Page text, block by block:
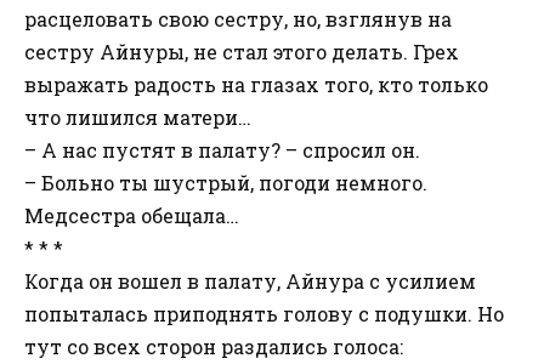
расцеловать свою сестру, но, взглянув на
сестру Айнуры, не стал этого делать. Грех
выражать радость на глазах того, кто только
что лишился матери…
– А нас пустят в палату? – спросил он.
– Больно ты шустрый, погоди немного.
Медсестра обещала…
* * *
Когда он вошел в палату, Айнура с усилием
попыталась приподнять голову с подушки. Но
тут со всех сторон раздались голоса: